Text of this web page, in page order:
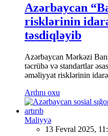
Azərbaycan
risklərinin idarə
təsdiqləyib
Azərbaycan Mərkəzi
təcrübə və standartlar
əməliyyat risklərinin idarə
Ardını oxu
Maliyyə
13 Fevral 2025,